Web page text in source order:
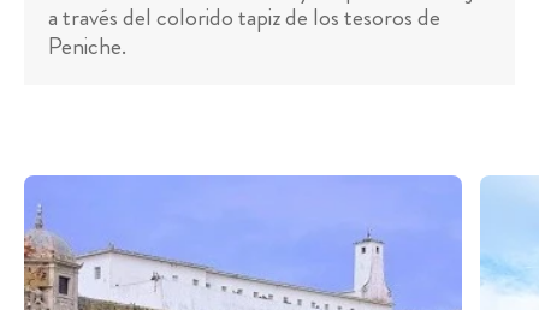
a través del colorido tapiz de los tesoros de
Peniche.